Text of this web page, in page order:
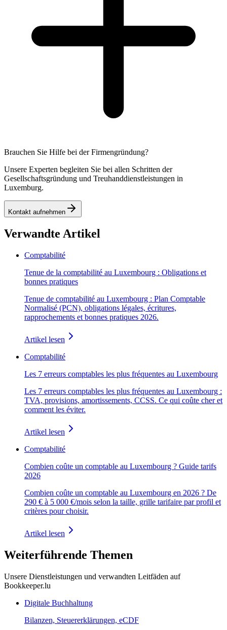
Brauchen Sie Hilfe bei der Firmengründung?
Unsere Experten begleiten Sie bei allen Schritten der
Gesellschaftsgründung und Treuhanddienstleistungen in
Luxemburg.
Kontakt aufnehmen
Verwandte Artikel
Comptabilité
Tenue de la comptabilité au Luxembourg : Obligations et
bonnes pratiques
Tenue de comptabilité au Luxembourg : Plan Comptable
Normalisé (PCN), obligations légales, écritures,
rapprochements et bonnes pratiques 2026.
Artikel lesen
Comptabilité
Les 7 erreurs comptables les plus fréquentes au Luxembourg
Les 7 erreurs comptables les plus fréquentes au Luxembourg :
TVA, provisions, amortissements, CCSS. Ce qui coûte cher et
comment les éviter.
Artikel lesen
Comptabilité
Combien coûte un comptable au Luxembourg ? Guide tarifs
2026
Combien coûte un comptable au Luxembourg en 2026 ? De
290 € à 5 000 €/mois selon la taille, grille tarifaire par profil et
critères pour choisir.
Artikel lesen
Weiterführende Themen
Unsere Dienstleistungen und verwandten Leitfäden auf
Bookkeeper.lu
Digitale Buchhaltung
Bilanzen, Steuererklärungen, eCDF